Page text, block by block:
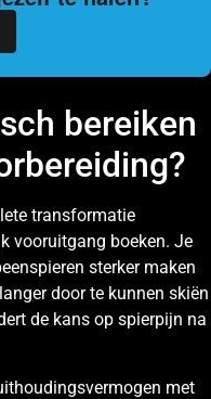
bereiken
transformatie
vooruitgang boeken. Je
sterker maken
door te kunnen skiën
de kans op spierpijn na
met